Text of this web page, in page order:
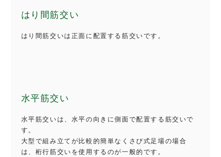
はり間筋交い
はり間筋交いは正面に配置する筋交いです。
水平筋交い
水平筋交いは、水平の向きに側面で配置する筋交いで
す。
大型で組み立てが比較的簡単なくさび式足場の場合
は、桁行筋交いを使用するのが一般的です。